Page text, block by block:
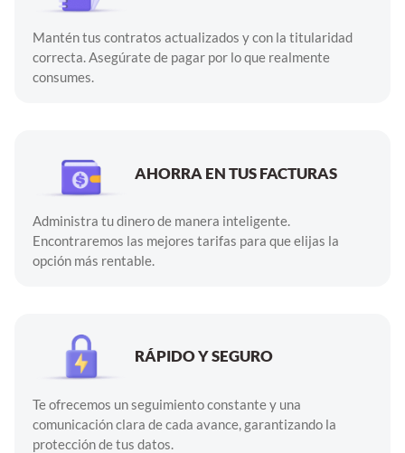
Mantén tus contratos actualizados y con la titularidad
correcta. Asegúrate de pagar por lo que realmente
consumes.
AHORRA EN TUS FACTURAS
Administra tu dinero de manera inteligente.
Encontraremos las mejores tarifas para que elijas la
opción más rentable.
RÁPIDO Y SEGURO
Te ofrecemos un seguimiento constante y una
comunicación clara de cada avance, garantizando la
protección de tus datos.